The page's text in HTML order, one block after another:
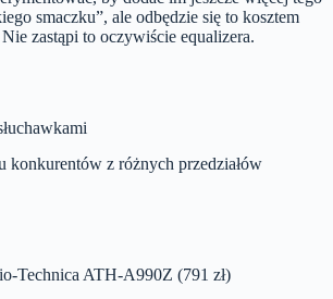
smaczku”, ale odbędzie się to kosztem
zastąpi to oczywiście equalizera.
konkurentów z różnych przedziałów
Technica ATH-A990Z (791 zł)